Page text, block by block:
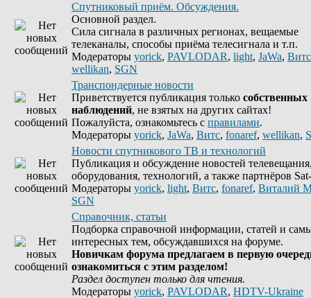
Спутниковый приём. Обсуждения.
Основной раздел.
Сила сигнала в различных регионах, вещаемые
телеканалы, способы приёма телесигнала и т.п.
Модераторы yorick, PAVLODAR, light, JaWa, Витс
wellikan, SGN
Транспондерные новости
Приветствуется публикация только собственных
наблюдений, не взятых на других сайтах!
Пожалуйста, ознакомьтесь с правилами.
Модераторы yorick, JaWa, Витс, fonaref, wellikan,
Новости спутникового ТВ и технологий
Публикация и обсуждение новостей
оборудования, технологий, а также партнёров
Модераторы yorick, light, Витс, fonaref, Виталий
SGN
Справочник, статьи
Подборка справочной информации, статей и
интересных тем, обсуждавшихся на форуме.
Новичкам форума предлагаем в первую
ознакомиться с этим разделом!
Раздел доступен только для чтения.
Модераторы yorick, PAVLODAR, HDTV-Ukraine